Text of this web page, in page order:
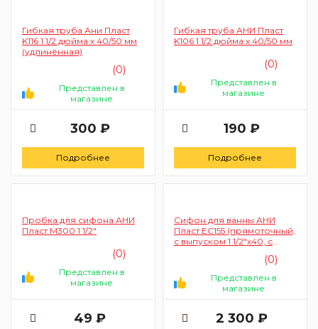
Гибкая труба Ани Пласт
K116 1 1/2 дюйма х 40/50 мм
(удлинённая)
(0)
Представлен в
магазине
300 ₽
Подробнее
Гибкая труба АНИ Пласт
K106 1 1/2 дюйма х 40/50 мм
(0)
Представлен в
магазине
190 ₽
Подробнее
Пробка для сифона АНИ
Пласт M300 1 1/2"
(0)
Представлен в
магазине
49 ₽
Сифон для ванны АНИ
Пласт EC155 (прямоточный,
с выпуском 1 1/2"х40, с
гибкой трубой 375х40/50)
(0)
Представлен в
магазине
2 300 ₽